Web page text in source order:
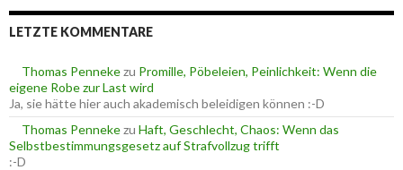
n
e
n
c
h
:
LETZTE KOMMENTARE
Thomas Pennekezu Promille, Pöbeleien, Peinlichkeit: Wenn die
eigene Robe zur Last wird
Ja, sie hätte hier auch akademisch beleidigen können :-D
Thomas Pennekezu Haft, Geschlecht, Chaos: Wenn das
Selbstbestimmungsgesetz auf Strafvollzug trifft
:-D